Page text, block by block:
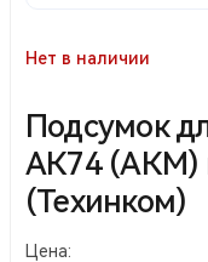
Нет в наличии
Подсумок
АК74
(Техинком)
Цена: